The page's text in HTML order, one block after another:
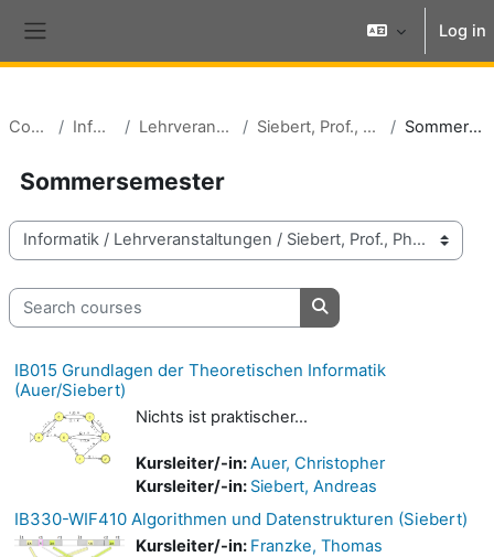
Log in
Courses Informatik Lehrveranstaltungen Siebert, Prof., PhD Andreas Sommersemester
Sommersemester
Course categories
Search courses
Search courses
IB015 Grundlagen der Theoretischen Informatik
(Auer/Siebert)
Nichts ist praktischer...
Kursleiter/-in:Auer, Christopher
Kursleiter/-in: Siebert, Andreas
IB330-WIF410 Algorithmen und Datenstrukturen (Siebert)
Kursleiter/-in: Franzke, Thomas